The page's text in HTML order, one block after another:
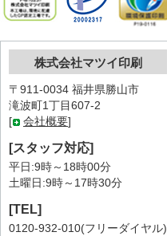
株式会社マツイ印刷
〒911-0034 福井県勝山市
滝波町1丁目607-2
[
会社概要]
[スタッフ対応]
平日:9時～18時00分
土曜日:9時～17時30分
[TEL]
0120-932-010(フリーダイヤル)